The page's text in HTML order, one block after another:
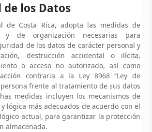
de los Datos
de Costa Rica, adopta las medidas de
y de organización necesarias para
de los datos de carácter personal y
destrucción accidental o ilícita,
o acceso no autorizado, así como
contraria a la Ley 8968 “Ley de
frente al tratamiento de sus datos
medidas incluyen los mecanismos de
lógica más adecuados de acuerdo con el
actual, para garantizar la protección
almacenada.